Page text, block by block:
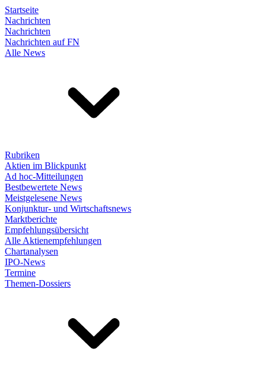
Startseite
Nachrichten
Nachrichten
Nachrichten auf FN
Alle News
Rubriken
Aktien im Blickpunkt
Ad hoc-Mitteilungen
Bestbewertete News
Meistgelesene News
Konjunktur- und Wirtschaftsnews
Marktberichte
Empfehlungsübersicht
Alle Aktienempfehlungen
Chartanalysen
IPO-News
Termine
Themen-Dossiers